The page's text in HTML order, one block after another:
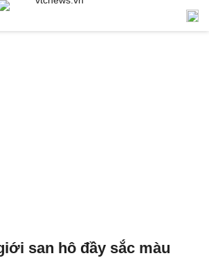
san hô đầy sắc màu